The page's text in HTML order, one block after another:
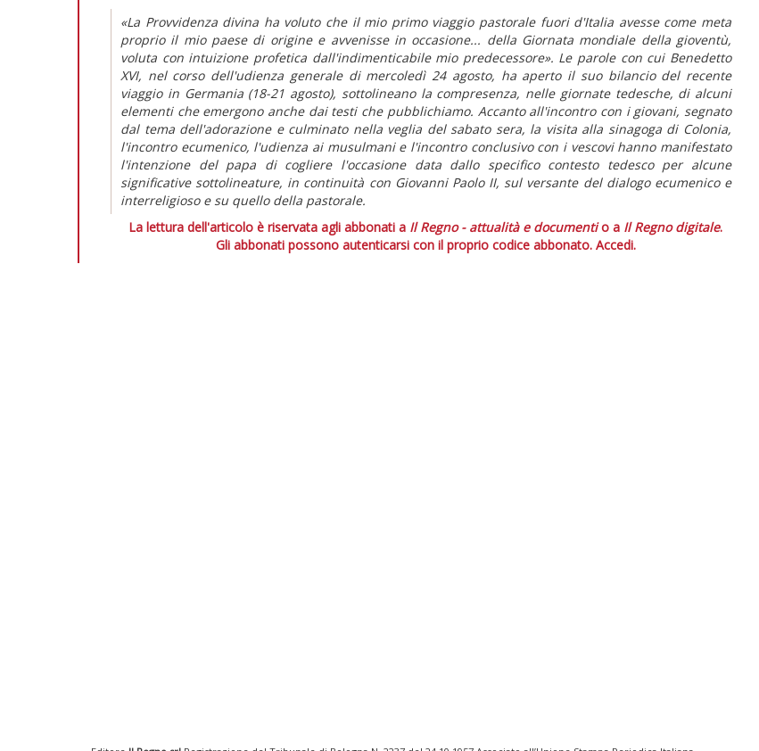
«La Provvidenza divina ha voluto che il mio primo viaggio pastorale fuori d'Italia avesse come meta
proprio il mio paese di origine e avvenisse in occasione... della Giornata mondiale della gioventù,
voluta con intuizione profetica dall'indimenticabile mio predecessore». Le parole con cui Benedetto
XVI, nel corso dell'udienza generale di mercoledì 24 agosto, ha aperto il suo bilancio del recente
viaggio in Germania (18-21 agosto), sottolineano la compresenza, nelle giornate tedesche, di alcuni
elementi che emergono anche dai testi che pubblichiamo. Accanto all'incontro con i giovani, segnato
dal tema dell'adorazione e culminato nella veglia del sabato sera, la visita alla sinagoga di Colonia,
l'incontro ecumenico, l'udienza ai musulmani e l'incontro conclusivo con i vescovi hanno manifestato
l'intenzione del papa di cogliere l'occasione data dallo specifico contesto tedesco per alcune
significative sottolineature, in continuità con Giovanni Paolo II, sul versante del dialogo ecumenico e
interreligioso e su quello della pastorale.
La lettura dell'articolo è riservata agli abbonati a Il Regno - attualità e documentio a Il Regno digitale.
Gli abbonati possono autenticarsi con il proprio codice abbonato. Accedi.